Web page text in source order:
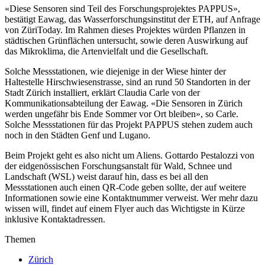
«Diese Sensoren sind Teil des Forschungsprojektes PAPPUS»,
bestätigt Eawag, das Wasserforschungsinstitut der ETH, auf Anfrage
von ZüriToday. Im Rahmen dieses Projektes würden Pflanzen in
städtischen Grünflächen untersucht, sowie deren Auswirkung auf
das Mikroklima, die Artenvielfalt und die Gesellschaft.
Solche Messstationen, wie diejenige in der Wiese hinter der
Haltestelle Hirschwiesenstrasse, sind an rund 50 Standorten in der
Stadt Zürich installiert, erklärt Claudia Carle von der
Kommunikationsabteilung der Eawag. «Die Sensoren in Zürich
werden ungefähr bis Ende Sommer vor Ort bleiben», so Carle.
Solche Messstationen für das Projekt PAPPUS stehen zudem auch
noch in den Städten Genf und Lugano.
Beim Projekt geht es also nicht um Aliens. Gottardo Pestalozzi von
der eidgenössischen Forschungsanstalt für Wald, Schnee und
Landschaft (WSL) weist darauf hin, dass es bei all den
Messstationen auch einen QR-Code geben sollte, der auf weitere
Informationen sowie eine Kontaktnummer verweist. Wer mehr dazu
wissen will, findet auf einem Flyer auch das Wichtigste in Kürze
inklusive Kontaktadressen.
Themen
Zürich